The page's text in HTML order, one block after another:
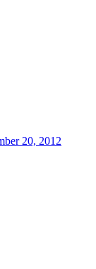
20, 2012